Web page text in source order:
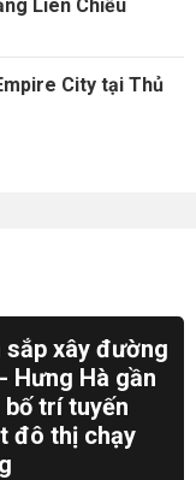
Liên Chiểu
City tại Thủ
sắp xây đường
Hưng Hà gần
bố trí tuyến
đô thị chạy